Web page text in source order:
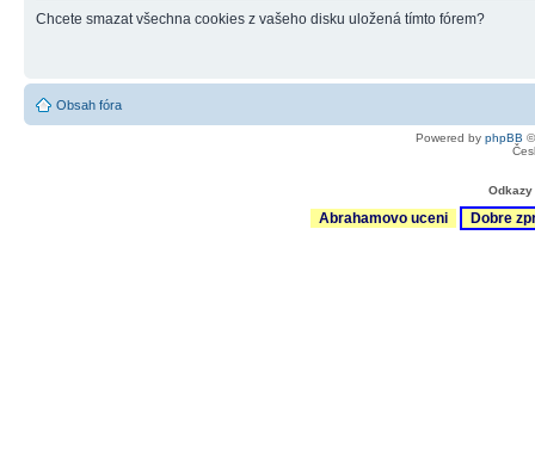
Chcete smazat všechna cookies z vašeho disku uložená tímto fórem?
Obsah fóra
Powered by phpBB
Abrahamovo uceni Dobre